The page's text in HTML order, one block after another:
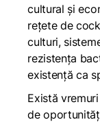
cultural și
rețete de
culturi,
rezistența
existență ca
Există
de